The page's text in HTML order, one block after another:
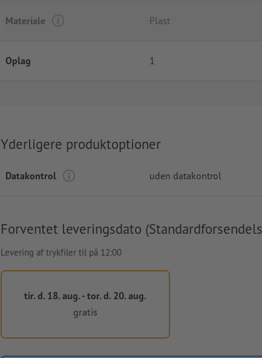
Materiale Plast
Oplag 1
Yderligere produktoptioner
Datakontrol uden datakontrol
Forventet leveringsdato
Levering af trykfiler til på 12:00
tir. d. 18. aug. - tor. d. 20. aug.
gratis